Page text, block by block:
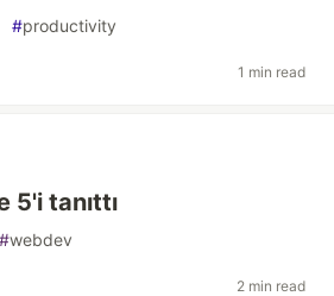
#productivity
1 min read
5'i tanıttı
#webdev
2 min read